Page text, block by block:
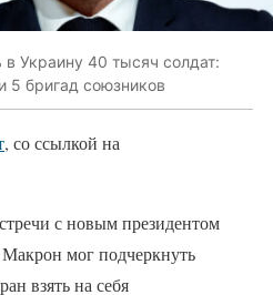
Украину 40 тысяч солдат:
5 бригад союзников
, со ссылкой на
с новым президентом
мог подчеркнуть
взять на себя